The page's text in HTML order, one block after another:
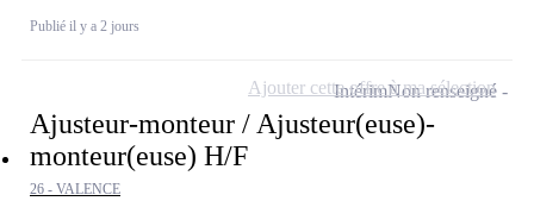
Publié il y a 2 jours
Ajusteur-monteur / Ajusteur(euse)-
monteur(euse) H/F
26 - VALENCE
IntérimNon renseigné
Ajouter cette offre à ma sélection